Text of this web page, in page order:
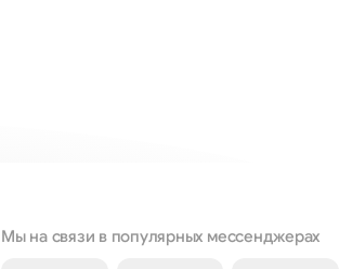
Мы на связи в популярных мессенджерах